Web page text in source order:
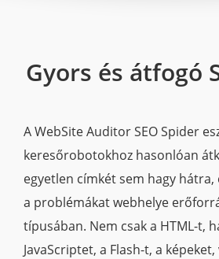
Gyors és átfogó
A WebSite Auditor SEO Spider
keresőrobotokhoz hasonlóan
egyetlen címkét sem hagy
a problémákat webhelye
típusában. Nem csak a HTML-t,
JavaScriptet, a Flash-t, a